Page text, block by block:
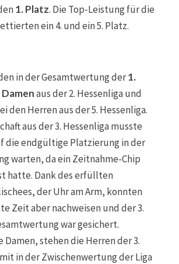
1. Platz. Die Top-Leistung für die
ein 4. und ein 5. Platz.
in der Gesamtwertung der1.
aus der 2. Hessenliga und
den Herren aus der 5. Hessenliga.
aus der 3. Hessenliga musste
die endgültige Platzierung in der
warten, da ein Zeitnahme-Chip
hatte. Dank des erfüllten
der Uhr am Arm, konnten
Zeit aber nachweisen und der 3.
war gesichert.
Damen, stehen die Herren der 3.
in der Zwischenwertung der Liga